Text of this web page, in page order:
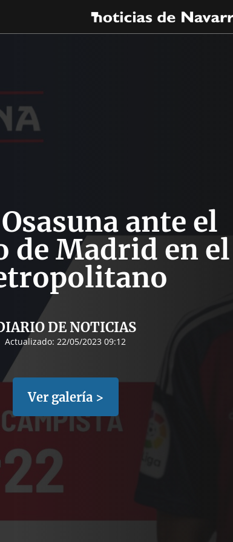
ante el
de Madrid en el
DE NOTICIAS
Actualizado: 22/05/2023 09:12
Ver galería >